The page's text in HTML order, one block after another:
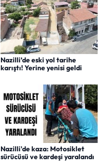
Nazilli’de eski yol tarihe
karıştı! Yerine yenisi geldi
Nazilli'de kaza: Motosiklet
sürücüsü ve kardeşi yaralandı